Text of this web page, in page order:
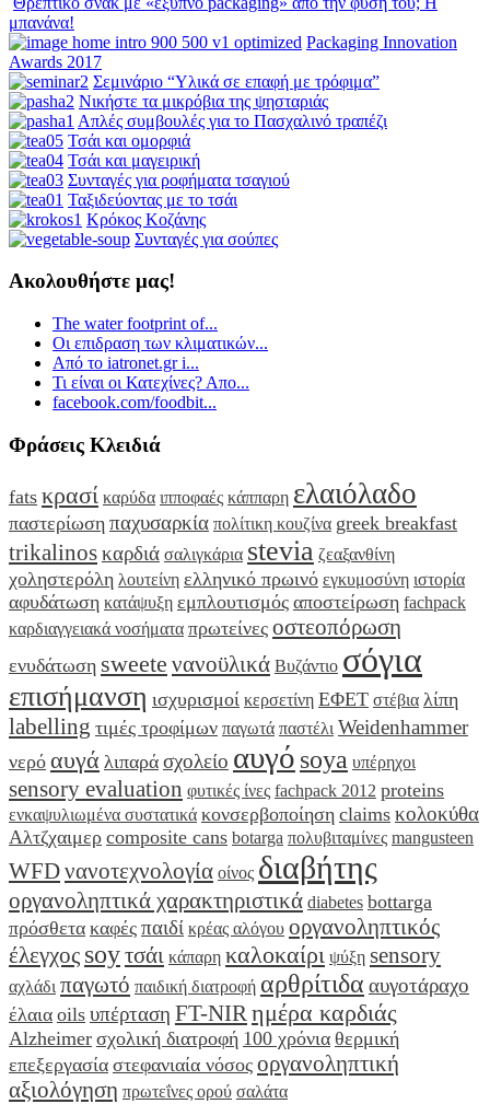
μπανάνα!
Packaging Innovation
Awards 2017
Σεμινάριο “Υλικά σε επαφή με τρόφιμα”
Νικήστε τα μικρόβια της ψησταριάς
Απλές συμβουλές για το Πασχαλινό τραπέζι
Τσάι και ομορφιά
Τσάι και μαγειρική
Συνταγές για ροφήματα τσαγιού
Ταξιδεύοντας με το τσάι
Κρόκος Κοζάνης
Συνταγές για σούπες
Ακολουθήστε μας!
The water footprint of...
Οι επιδραση των κλιματικών...
Από το iatronet.gr i...
Τι είναι οι Κατεχίνες? Απο...
facebook.com/foodbit...
Φράσεις Κλειδιά
fats κρασί καρύδα ιπποφαές κάππαρη ελαιόλαδο
παστερίωση παχυσαρκία πολίτικη κουζίνα greek breakfast
trikalinosκαρδιά σαλιγκάρια stevia ζεαξανθίνη
χοληστερόλη λουτείνη ελληνικό πρωινό εγκυμοσύνη ιστορία
αφυδάτωση κατάψυξη εμπλουτισμός αποστείρωση fachpack
καρδιαγγειακά νοσήματα πρωτείνες οστεοπόρωση
ενυδάτωση sweete νανοϋλικά Βυζάντιο σόγια
επισήμανση ισχυρισμοί κερσετίνη ΕΦΕΤ στέβια λίπη
labelling τιμές τροφίμων παγωτά παστέλι Weidenhammer
νερό αυγά λιπαρά σχολείο αυγό soya υπέρηχοι
sensory evaluation φυτικές ίνες fachpack 2012 proteins
ενκαψυλιωμένα συστατικά κονσερβοποίηση claims κολοκύθα
Αλτζχαιμερ composite cans botarga πολυβιταμίνες mangusteen
WFDνανοτεχνολογία οίνος διαβήτης
οργανοληπτικά χαρακτηριστικά diabetes bottarga
πρόσθετα καφές παιδί κρέας αλόγου οργανοληπτικός
έλεγχος soyτσάι κάπαρη καλοκαίρι ψύξη sensory
αχλάδι παγωτό παιδική διατροφή αρθρίτιδα αυγοτάραχο
έλαια oils υπέρταση FT-NIR ημέρα καρδιάς
Alzheimer σχολική διατροφή 100 χρόνια θερμική
επεξεργασία στεφανιαία νόσος οργανοληπτική
αξιολόγηση πρωτεΐνες ορού σαλάτα